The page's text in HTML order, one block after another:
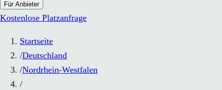
Für Anbieter
Kostenlose Platzanfrage
Startseite
/Deutschland
/Nordrhein-Westfalen
/